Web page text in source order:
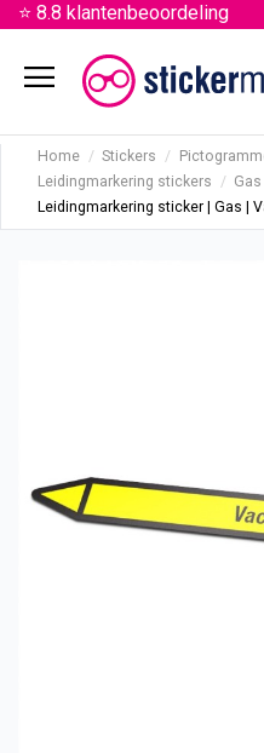
⭐ 8.8 klantenbeoordeling
menu
Home Stickers
Leidingmarkering stickers
Leidingmarkering sticker | Gas |